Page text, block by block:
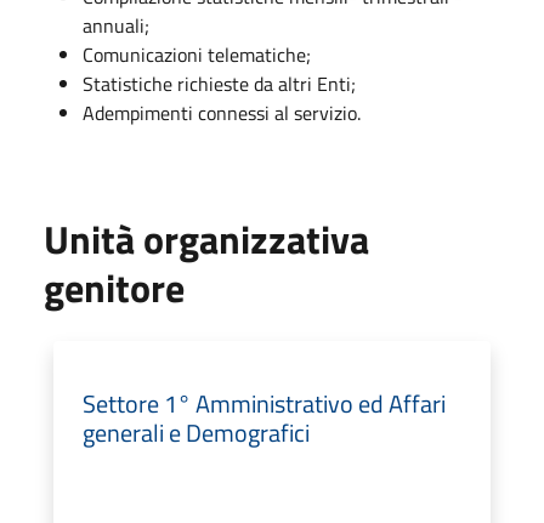
annuali;
Comunicazioni telematiche;
Statistiche richieste da altri Enti;
Adempimenti connessi al servizio.
Unità organizzativa
genitore
Settore 1° Amministrativo ed Affari
generali e Demografici